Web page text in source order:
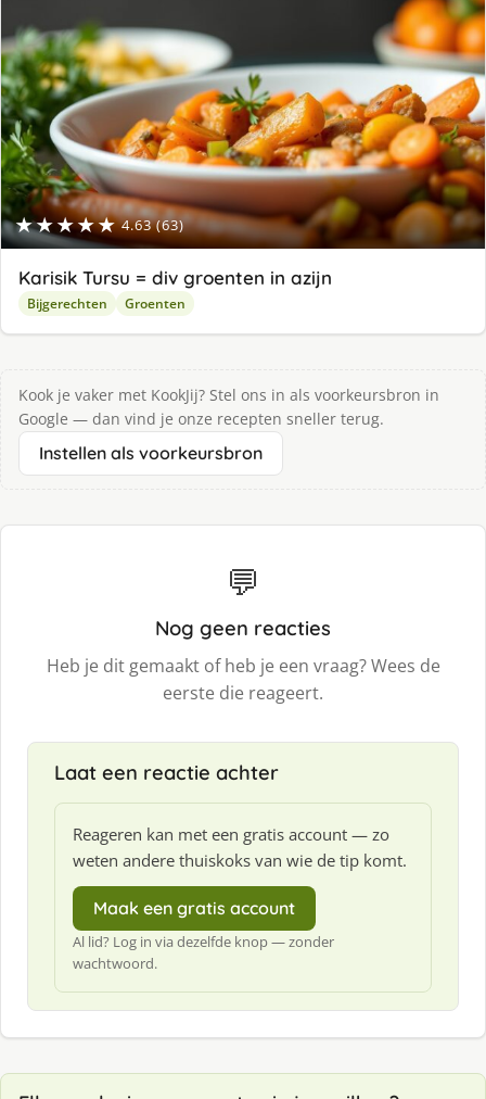
★★★★★ 4.63 (63)
Karisik Tursu = div groenten in azijn
Bijgerechten Groenten
Kook je vaker met KookJij? Stel ons in als voorkeursbron in
Google — dan vind je onze recepten sneller terug.
Instellen als voorkeursbron
💬
Nog geen reacties
Heb je dit gemaakt of heb je een vraag? Wees de
eerste die reageert.
Laat een reactie achter
Reageren kan met een gratis account — zo
weten andere thuiskoks van wie de tip komt.
Maak een gratis account
Al lid? Log in via dezelfde knop — zonder
wachtwoord.